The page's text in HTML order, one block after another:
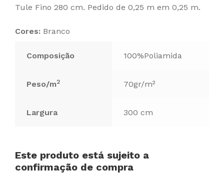
Tule Fino 280 cm. Pedido de 0,25 m em 0,25 m.
Cores: Branco
Composição 100%Poliamida
Peso/m2 70gr/m²
Largura 300 cm
Este produto está sujeito a
confirmação de compra